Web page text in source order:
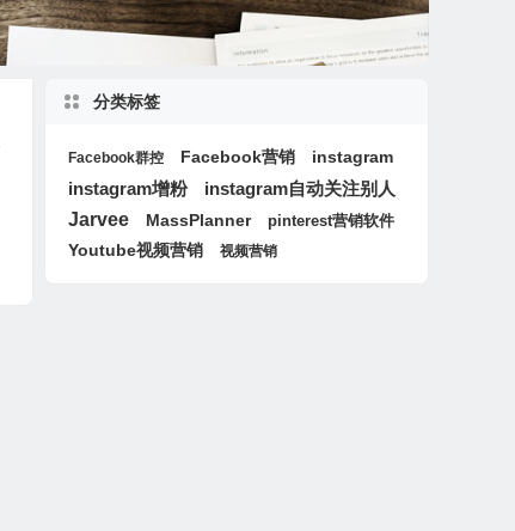
分类标签
Facebook群控 Facebook营销 instagram
instagram增粉
instagram自动关注别人
Jarvee
MassPlanner pinterest营销软件
Youtube视频营销 视频营销